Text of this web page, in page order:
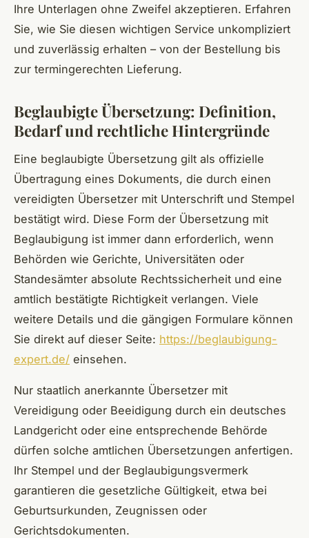
Ihre Unterlagen ohne Zweifel akzeptieren. Erfahren
Sie, wie Sie diesen wichtigen Service unkompliziert
und zuverlässig erhalten – von der Bestellung bis
zur termingerechten Lieferung.
Beglaubigte Übersetzung: Definition,
Bedarf und rechtliche Hintergründe
Eine beglaubigte Übersetzung gilt als offizielle
Übertragung eines Dokuments, die durch einen
vereidigten Übersetzer mit Unterschrift und Stempel
bestätigt wird. Diese Form der Übersetzung mit
Beglaubigung ist immer dann erforderlich, wenn
Behörden wie Gerichte, Universitäten oder
Standesämter absolute Rechtssicherheit und eine
amtlich bestätigte Richtigkeit verlangen. Viele
weitere Details und die gängigen Formulare können
Sie direkt auf dieser Seite: https://beglaubigung-
expert.de/ einsehen.
Nur staatlich anerkannte Übersetzer mit
Vereidigung oder Beeidigung durch ein deutsches
Landgericht oder eine entsprechende Behörde
dürfen solche amtlichen Übersetzungen anfertigen.
Ihr Stempel und der Beglaubigungsvermerk
garantieren die gesetzliche Gültigkeit, etwa bei
Geburtsurkunden, Zeugnissen oder
Gerichtsdokumenten.